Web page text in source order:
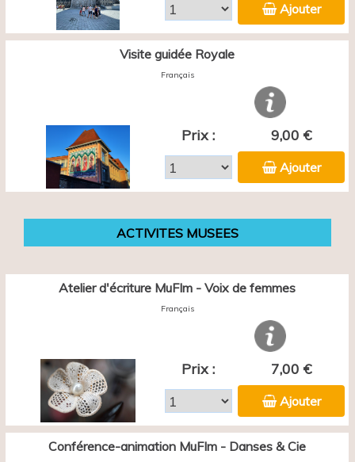
Ajouter
Visite guidée Royale
Français
Prix : 9,00 €
Ajouter
ACTIVITES MUSEES
Atelier d'écriture MuFIm - Voix de femmes
Français
Prix : 7,00 €
Ajouter
Conférence-animation MuFIm - Danses & Cie